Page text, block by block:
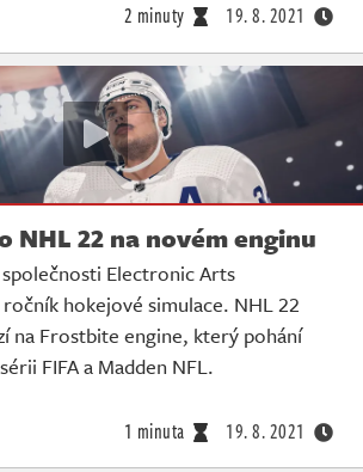
2 minuty 19. 8. 2021
NHL 22 na novém enginu
Electronic Arts
hokejové simulace. NHL 22
na Frostbite engine, který pohání
FIFA a Madden NFL.
1 minuta 19. 8. 2021